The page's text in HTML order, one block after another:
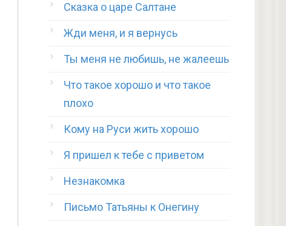
Сказка о царе Салтане
Жди меня, и я вернусь
Ты меня не любишь, не жалеешь
Что такое хорошо и что такое
плохо
Кому на Руси жить хорошо
Я пришел к тебе с приветом
Незнакомка
Письмо Татьяны к Онегину